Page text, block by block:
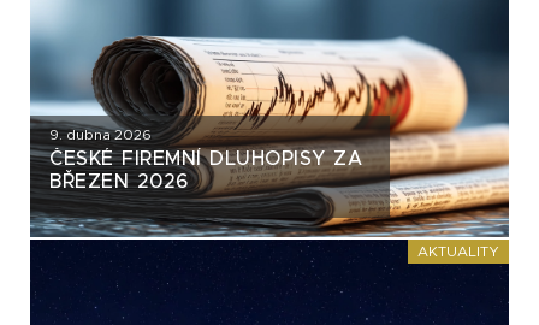
9. dubna 2026
ČESKÉ FIREMNÍ DLUHOPISY ZA
BŘEZEN 2026
AKTUALITY